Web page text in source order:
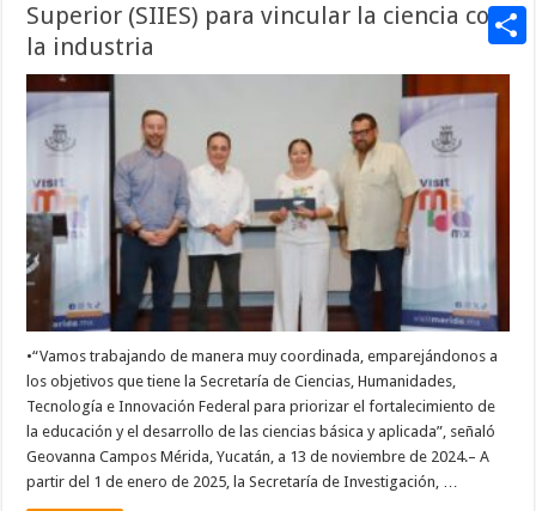
Superior (SIIES) para vincular la ciencia con
la industria
•“Vamos trabajando de manera muy coordinada, emparejándonos a
los objetivos que tiene la Secretaría de Ciencias, Humanidades,
Tecnología e Innovación Federal para priorizar el fortalecimiento de
la educación y el desarrollo de las ciencias básica y aplicada”, señaló
Geovanna Campos Mérida, Yucatán, a 13 de noviembre de 2024.– A
partir del 1 de enero de 2025, la Secretaría de Investigación, …